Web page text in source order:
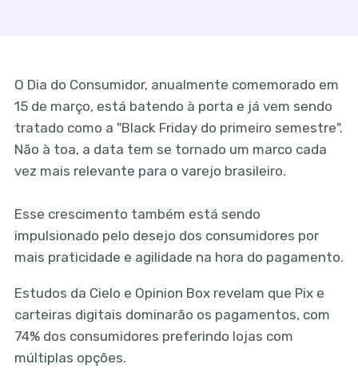
O Dia do Consumidor, anualmente comemorado em
15 de março, está batendo à porta e já vem sendo
tratado como a "Black Friday do primeiro semestre".
Não à toa, a data tem se tornado um marco cada
vez mais relevante para o varejo brasileiro.
Esse crescimento também está sendo
impulsionado pelo desejo dos consumidores por
mais praticidade e agilidade na hora do pagamento.
Estudos da Cielo e Opinion Box revelam que Pix e
carteiras digitais dominarão os pagamentos, com
74% dos consumidores preferindo lojas com
múltiplas opções.